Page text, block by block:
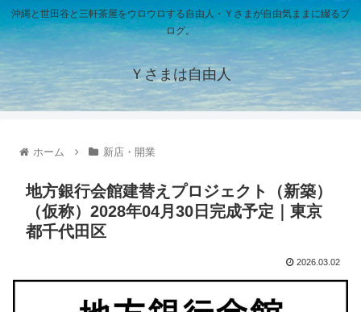
沖縄と世田谷と三軒茶屋をウロウロする自由人・Ｙさまが自由気ままに綴るブ
ログ。
Ｙさまは自由人
ホーム 新店・開業
地方銀行会館建替えプロジェクト（新築）
（仮称）2028年04月30日完成予定｜東京
都千代田区
2026.03.02